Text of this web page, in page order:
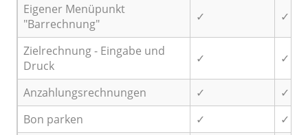
Eigener Menüpunkt
"Barrechnung"
✓ ✓
Zielrechnung - Eingabe und
Druck
✓ ✓
Anzahlungsrechnungen ✓
✓
Bon parken
✓
✓